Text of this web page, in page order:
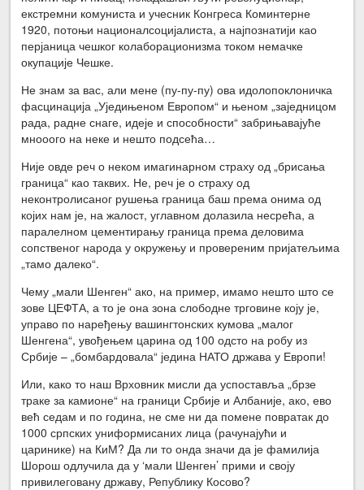
екстремни комуниста и учесник Конгреса Коминтерне
1920, потоњи националсоцијалиста, а најпознатији као
перјаница чешког колаборационизма током немачке
окупације Чешке.
Не знам за вас, али мене (пу-пу-пу) ова идолопоклоничка
фасцинација „Уједињеном Европом“ и њеном „заједницом
рада, радне снаге, идеје и способности“ забрињавајуће
мнооого на неке и нешто подсећа…
Није овде реч о неком имагинарном страху од „брисања
граница“ као таквих. Не, реч је о страху од
неконтролисаног рушења граница баш према онима од
којих нам је, на жалост, углавном долазила несрећа, а
паралелном цементирању граница према деловима
сопственог народа у окружењу и провереним пријатељима
„тамо далеко“.
Чему „мали Шенген“ ако, на пример, имамо нешто што се
зове ЦЕФТА, а то је она зона слободне трговине коју је,
управо по наређењу вашингтонских кумова „малог
Шенгена“, увођењем царина од 100 одсто на робу из
Србије – „бомбардовала“ једина НАТО држава у Европи!
Или, како то наш Врховник мисли да успоставља „брзе
траке за камионе“ на граници Србије и Албаније, ако, ево
већ седам и по година, не сме ни да помене повратак до
1000 српских униформисаних лица (рачунајући и
царинике) на КиМ? Да ли то онда значи да је фамилија
Шорош одлучила да у ‘мали Шенген’ прими и своју
привилеговану државу, Републику Косово?